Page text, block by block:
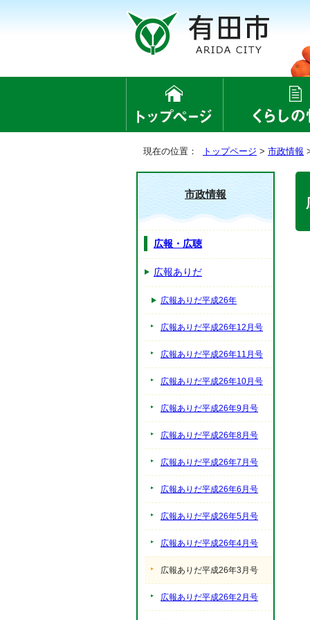
現在の位置： トップページ > 市政情報
市政情報
広報・広聴
広報ありだ
広報ありだ平成26年
広報ありだ平成26年12月号
広報ありだ平成26年11月号
広報ありだ平成26年10月号
広報ありだ平成26年9月号
広報ありだ平成26年8月号
広報ありだ平成26年7月号
広報ありだ平成26年6月号
広報ありだ平成26年5月号
広報ありだ平成26年4月号
広報ありだ平成26年3月号
広報ありだ平成26年2月号